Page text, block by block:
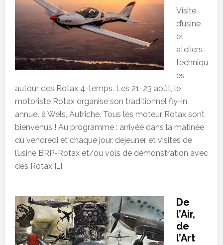
Visite
d’usine
et
ateliers
techniqu
es
autour des Rotax 4-temps. Les 21-23 août, le
motoriste Rotax organise son traditionnel fly-in
annuel à Wels, Autriche. Tous les moteur Rotax sont
bienvenus ! Au programme : arrivée dans la matinée
du vendredi et chaque jour, dejeuner et visites de
l’usine BRP-Rotax et/ou vols de démonstration avec
des Rotax […]
De
l’Air,
de
l’Art